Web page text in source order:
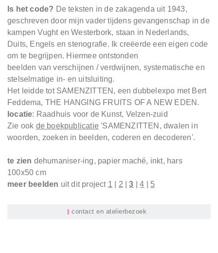
Is het code? De teksten in de zakagenda uit 1943,
geschreven door mijn vader tijdens gevangenschap in de
kampen Vught en Westerbork, staan in Nederlands,
Duits, Engels en stenografie. Ik creëerde een eigen code
om te begrijpen. Hiermee ontstonden
beelden van verschijnen / verdwijnen, systematische en
stelselmatige in- en uitsluiting.
Het leidde tot SAMENZITTEN, een dubbelexpo met Bert
Feddema, THE HANGING FRUITS OF A NEW EDEN.
locatie: Raadhuis voor de Kunst, Velzen-zuid
Zie ook de boekpublicatie 'SAMENZITTEN, dwalen in
woorden, zoeken in beelden, coderen en decoderen'.
te zien dehumaniser-ing, papier maché, inkt, hars
100x50 cm
meer beelden uit dit project 1 2 |3 |4 5
contact en atelierbezoek